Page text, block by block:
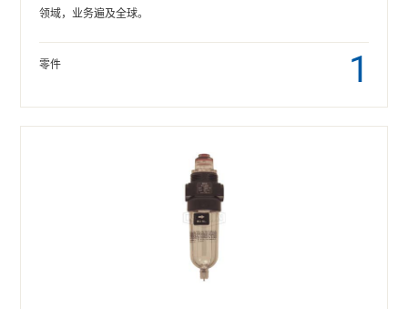
领域，业务遍及全球。
零件 1